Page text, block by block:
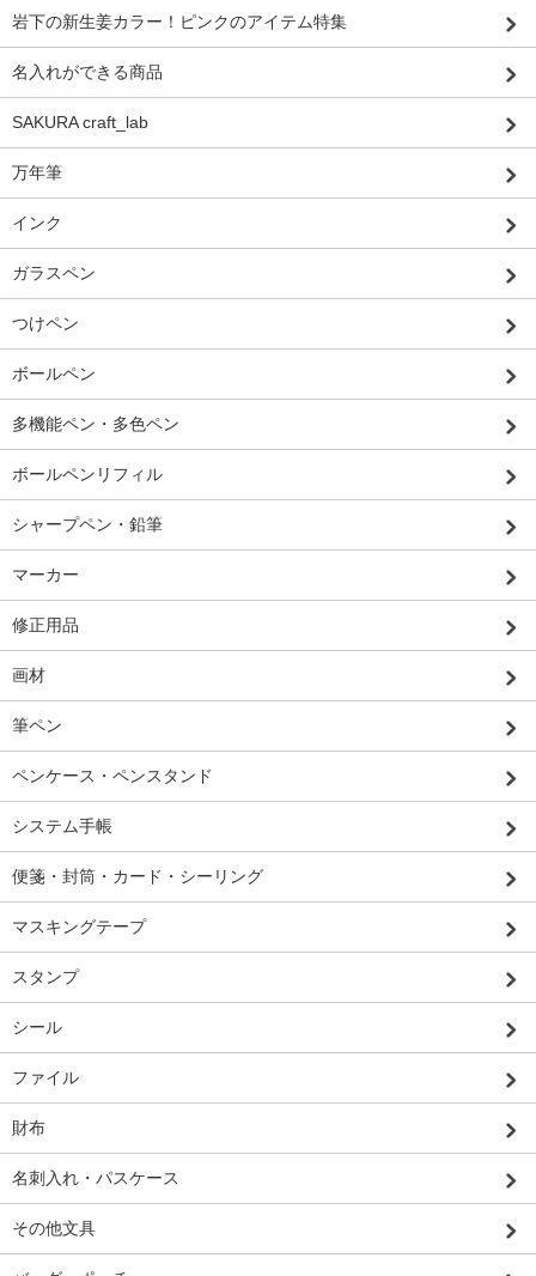
岩下の新生姜カラー！ピンクのアイテム特集
名入れができる商品
SAKURA craft_lab
万年筆
インク
ガラスペン
つけペン
ボールペン
多機能ペン・多色ペン
ボールペンリフィル
シャープペン・鉛筆
マーカー
修正用品
画材
筆ペン
ペンケース・ペンスタンド
システム手帳
便箋・封筒・カード・シーリング
マスキングテープ
スタンプ
シール
ファイル
財布
名刺入れ・パスケース
その他文具